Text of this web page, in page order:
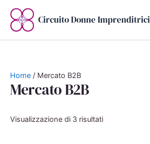
contenuto
Circuito Donne Imprenditrici
Home / Mercato B2B
Mercato B2B
Visualizzazione di 3 risultati